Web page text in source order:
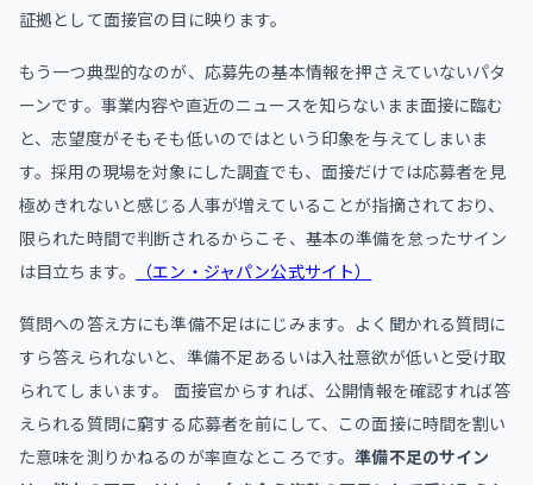
証拠として面接官の目に映ります。
もう一つ典型的なのが、応募先の基本情報を押さえていないパタ
ーンです。事業内容や直近のニュースを知らないまま面接に臨む
と、志望度がそもそも低いのではという印象を与えてしまいま
す。採用の現場を対象にした調査でも、面接だけでは応募者を見
極めきれないと感じる人事が増えていることが指摘されており、
限られた時間で判断されるからこそ、基本の準備を怠ったサイン
は目立ちます。
（エン・ジャパン公式サイト）
質問への答え方にも準備不足はにじみます。よく聞かれる質問に
すら答えられないと、準備不足あるいは入社意欲が低いと受け取
られてしまいます。 面接官からすれば、公開情報を確認すれば答
えられる質問に窮する応募者を前にして、この面接に時間を割い
た意味を測りかねるのが率直なところです。準備不足のサイン